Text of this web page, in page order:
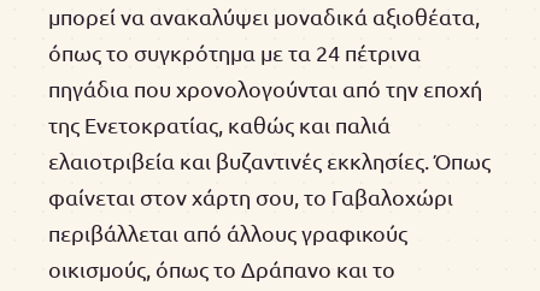
μπορεί να ανακαλύψει μοναδικά αξιοθέατα,
όπως το συγκρότημα με τα 24 πέτρινα
πηγάδια που χρονολογούνται από την εποχή
της Ενετοκρατίας, καθώς και παλιά
ελαιοτριβεία και βυζαντινές εκκλησίες. Όπως
φαίνεται στον χάρτη σου, το Γαβαλοχώρι
περιβάλλεται από άλλους γραφικούς
οικισμούς, όπως το Δράπανο και το